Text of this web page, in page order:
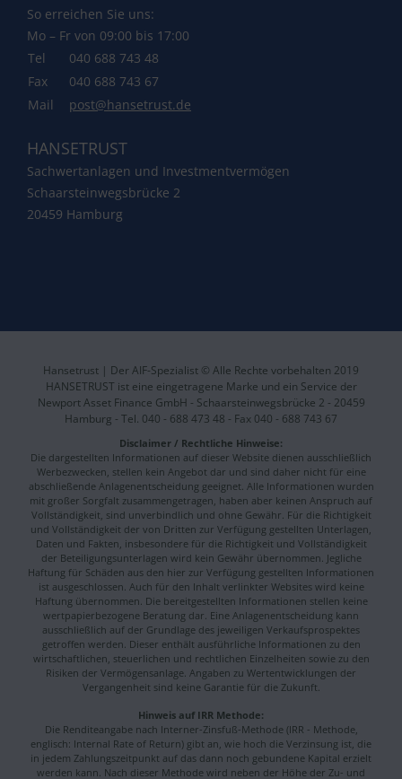
So erreichen Sie uns:
Mo – Fr von 09:00 bis 17:00
Tel
040 688 743 48
Fax
040 688 743 67
Mail
post@hansetrust.de
HANSETRUST
Sachwertanlagen und Investmentvermögen
Schaarsteinwegsbrücke 2
20459 Hamburg
Hansetrust | Der AIF-Spezialist © Alle Rechte vorbehalten 2019
HANSETRUST ist eine eingetragene Marke und ein Service der
Newport Asset Finance GmbH - Schaarsteinwegsbrücke 2 - 20459
Hamburg - Tel. 040 - 688 473 48 - Fax 040 - 688 743 67
Disclaimer / Rechtliche Hinweise:
Die dargestellten Informationen auf dieser Website dienen ausschließlich
Werbezwecken, stellen kein Angebot dar und sind daher nicht für eine
abschließende Anlagenentscheidung geeignet. Alle Informationen wurden
mit großer Sorgfalt zusammengetragen, haben aber keinen Anspruch auf
Vollständigkeit, sind unverbindlich und ohne Gewähr. Für die Richtigkeit
und Vollständigkeit der von Dritten zur Verfügung gestellten Unterlagen,
Daten und Fakten, insbesondere für die Richtigkeit und Vollständigkeit
der Beteiligungsunterlagen wird kein Gewähr übernommen. Jegliche
Haftung für Schäden aus den hier zur Verfügung gestellten Informationen
ist ausgeschlossen. Auch für den Inhalt verlinkter Websites wird keine
Haftung übernommen. Die bereitgestellten Informationen stellen keine
wertpapierbezogene Beratung dar. Eine Anlagenentscheidung kann
ausschließlich auf der Grundlage des jeweiligen Verkaufsprospektes
getroffen werden. Dieser enthält ausführliche Informationen zu den
wirtschaftlichen, steuerlichen und rechtlichen Einzelheiten sowie zu den
Risiken der Vermögensanlage. Angaben zu Wertentwicklungen der
Vergangenheit sind keine Garantie für die Zukunft.
Hinweis auf IRR Methode:
Die Renditeangabe nach Interner-Zinsfuß-Methode (IRR - Methode,
englisch: Internal Rate of Return) gibt an, wie hoch die Verzinsung ist, die
in jedem Zahlungszeitpunkt auf das dann noch gebundene Kapital erzielt
werden kann. Nach dieser Methode wird neben der Höhe der Zu- und